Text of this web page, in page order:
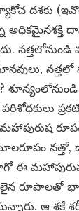
దశకు
అధికమైనశక్తి
మూలరూపం
ఈ
రూపాలతో
ఆ